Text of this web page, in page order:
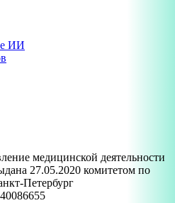
ИИ
медицинской деятельности
27.05.2020 комитетом по
Петербург